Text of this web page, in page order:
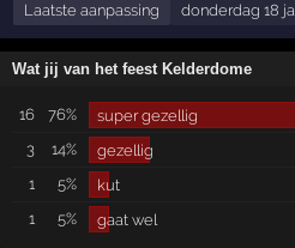
Laatste aanpassing
donderdag 18
Wat jij van het feest Kelderdome
16 76%
super gezellig
3
14%
gezellig
1
5%
kut
1
5% gaat wel